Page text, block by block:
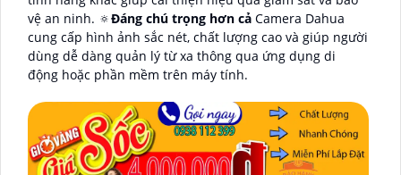
vệ an ninh. 🔅Đáng chú trọng hơn cả Camera Dahua
cung cấp hình ảnh sắc nét, chất lượng cao và giúp người
dùng dễ dàng quản lý từ xa thông qua ứng dụng di
động hoặc phần mềm trên máy tính.